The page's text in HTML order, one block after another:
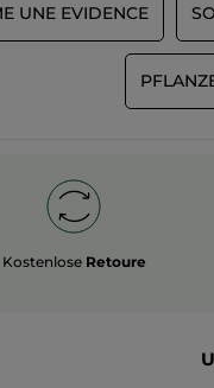
UNE EVIDENCE
Kostenlose Retoure